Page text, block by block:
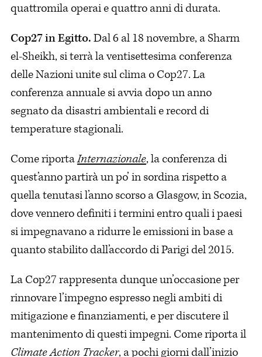
quattromila operai e quattro anni di durata.
Cop27 in Egitto.Dal 6 al 18 novembre, a Sharm
el-Sheikh, si terrà la ventisettesima conferenza
delle Nazioni unite sul clima o Cop27. La
conferenza annuale si avvia dopo un anno
segnato da disastri ambientali e record di
temperature stagionali.
Come riportaInternazionale, la conferenza di
quest’anno partirà un po’ in sordina rispetto a
quella tenutasi l’anno scorso a Glasgow, in Scozia,
dove vennero definiti i termini entro quali i paesi
si impegnavano a ridurre le emissioni in base a
quanto stabilito dall’accordo di Parigi del 2015.
La Cop27 rappresenta dunque un’occasione per
rinnovare l’impegno espresso negli ambiti di
mitigazione e finanziamenti, e per discutere il
mantenimento di questi impegni. Come riporta il
Climate Action Tracker, a pochi giorni dall’inizio